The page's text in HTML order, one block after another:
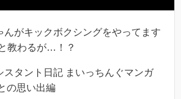
んがキックボクシングをやってます
教わるが…！？
スタント日記 まいっちんぐマンガ
の思い出編